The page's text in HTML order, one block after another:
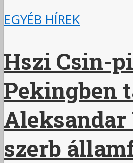
EGYÉB HÍREK
Hszi Csin-
Pekingben
Aleksandar
szerb